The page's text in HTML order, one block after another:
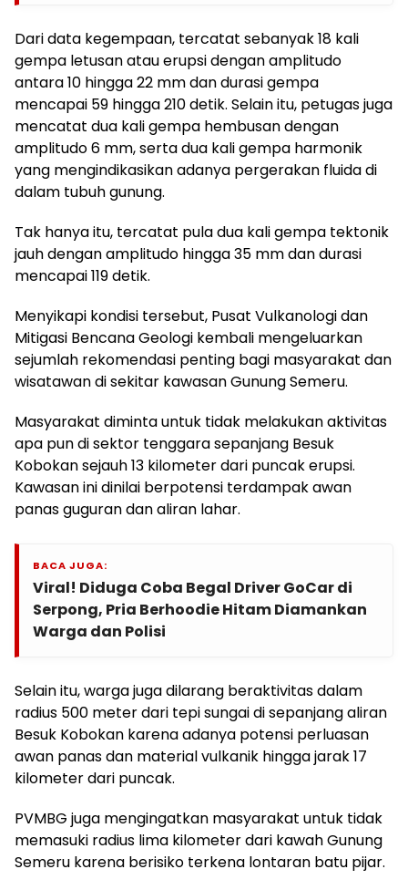
Dari data kegempaan, tercatat sebanyak 18 kali
gempa letusan atau erupsi dengan amplitudo
antara 10 hingga 22 mm dan durasi gempa
mencapai 59 hingga 210 detik. Selain itu, petugas juga
mencatat dua kali gempa hembusan dengan
amplitudo 6 mm, serta dua kali gempa harmonik
yang mengindikasikan adanya pergerakan fluida di
dalam tubuh gunung.
Tak hanya itu, tercatat pula dua kali gempa tektonik
jauh dengan amplitudo hingga 35 mm dan durasi
mencapai 119 detik.
Menyikapi kondisi tersebut, Pusat Vulkanologi dan
Mitigasi Bencana Geologi kembali mengeluarkan
sejumlah rekomendasi penting bagi masyarakat dan
wisatawan di sekitar kawasan Gunung Semeru.
Masyarakat diminta untuk tidak melakukan aktivitas
apa pun di sektor tenggara sepanjang Besuk
Kobokan sejauh 13 kilometer dari puncak erupsi.
Kawasan ini dinilai berpotensi terdampak awan
panas guguran dan aliran lahar.
BACA JUGA:
Viral! Diduga Coba Begal Driver GoCar di
Serpong, Pria Berhoodie Hitam Diamankan
Warga dan Polisi
Selain itu, warga juga dilarang beraktivitas dalam
radius 500 meter dari tepi sungai di sepanjang aliran
Besuk Kobokan karena adanya potensi perluasan
awan panas dan material vulkanik hingga jarak 17
kilometer dari puncak.
PVMBG juga mengingatkan masyarakat untuk tidak
memasuki radius lima kilometer dari kawah Gunung
Semeru karena berisiko terkena lontaran batu pijar.